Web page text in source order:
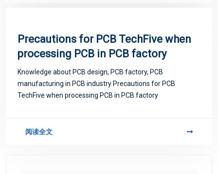
Precautions for PCB TechFive when
processing PCB in PCB factory
Knowledge about PCB design, PCB factory, PCB
manufacturing in PCB industry Precautions for PCB
TechFive when processing PCB in PCB factory
阅读全文